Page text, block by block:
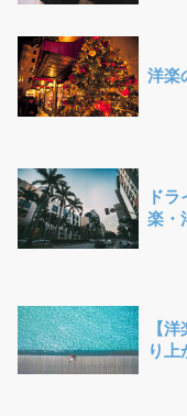
洋楽
ド
楽・
【
り上